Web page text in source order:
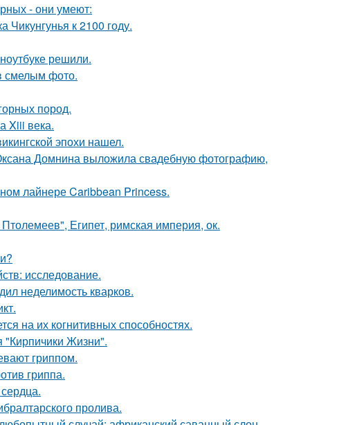
- они умеют:
к 2100 году.
решили.
смелым фото.
пород.
Xiii века.
эпохи нашел.
Домнина выложила свадебную фотографию,
лайнере Caribbean Princess.
Египет, римская империя, ок.
исследование.
неделимость кварков.
на их когнитивных способностях.
"Кирпичики Жизни".
гриппом.
гриппа.
пролива.